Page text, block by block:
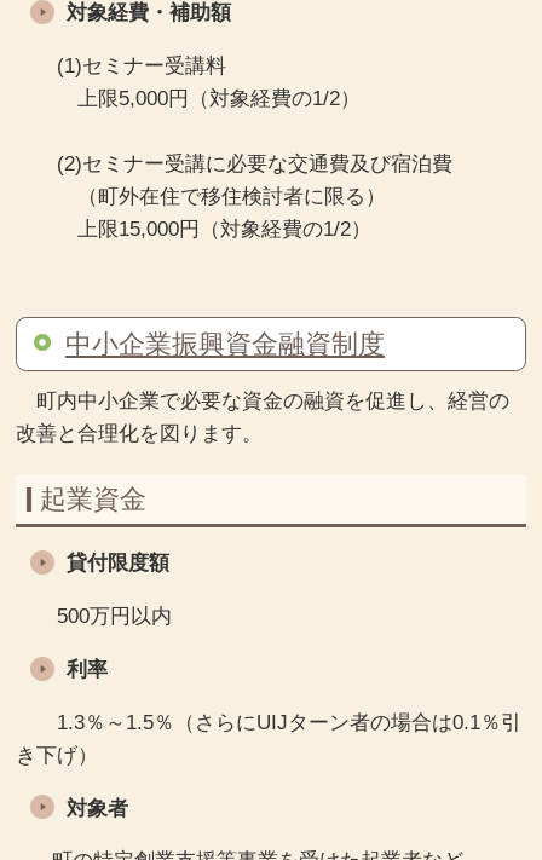
対象経費・補助額
(1)セミナー受講料
上限5,000円（対象経費の1/2）
(2)セミナー受講に必要な交通費及び宿泊費
（町外在住で移住検討者に限る）
上限15,000円（対象経費の1/2）
中小企業振興資金融資制度
町内中小企業で必要な資金の融資を促進し、経営の
改善と合理化を図ります。
起業資金
貸付限度額
500万円以内
利率
1.3％～1.5％（さらにUIJターン者の場合は0.1％引
き下げ）
対象者